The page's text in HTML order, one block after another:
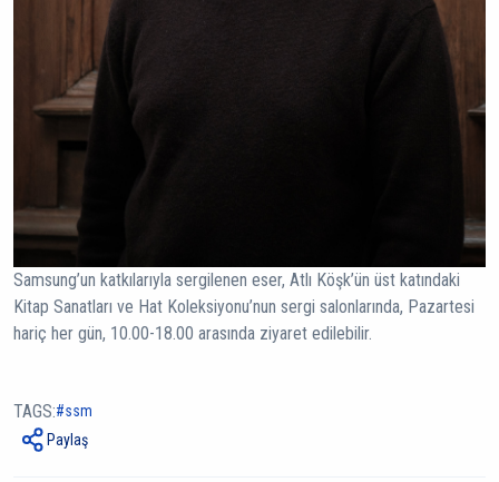
Samsung’un katkılarıyla sergilenen eser, Atlı Köşk’ün üst katındaki
Kitap Sanatları ve Hat Koleksiyonu’nun sergi salonlarında, Pazartesi
hariç her gün, 10.00-18.00 arasında ziyaret edilebilir.
TAGS:
ssm
Paylaş